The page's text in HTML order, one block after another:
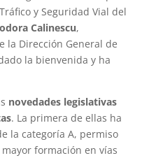
y Seguridad Vial del
Calinescu,
la Dirección General de
la bienvenida y ha
novedades legislativas
. La primera de ellas ha
la categoría A, permiso
formación en vías